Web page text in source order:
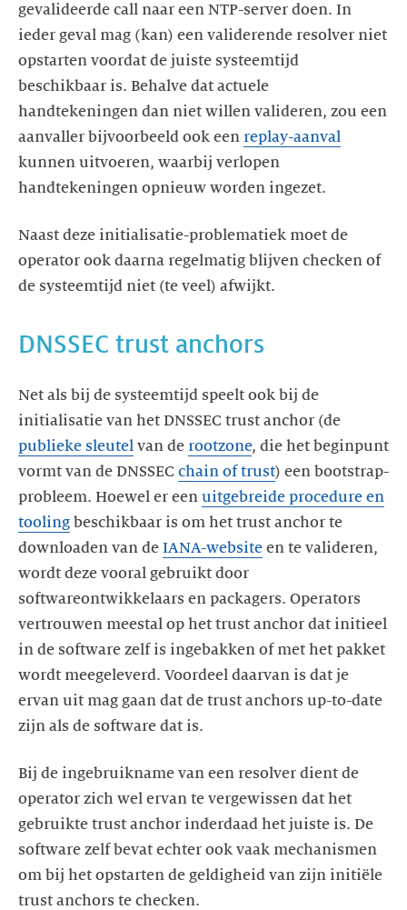
gevalideerde call naar een NTP-server doen. In
ieder geval mag (kan) een validerende resolver niet
opstarten voordat de juiste systeemtijd
beschikbaar is. Behalve dat actuele
handtekeningen dan niet willen valideren, zou een
aanvaller bijvoorbeeld ook een replay-aanval
kunnen uitvoeren, waarbij verlopen
handtekeningen opnieuw worden ingezet.
Naast deze initialisatie-problematiek moet de
operator ook daarna regelmatig blijven checken of
de systeemtijd niet (te veel) afwijkt.
DNSSEC trust anchors
Net als bij de systeemtijd speelt ook bij de
initialisatie van het DNSSEC trust anchor (de
publieke sleutel van de rootzone, die het beginpunt
vormt van de DNSSEC chain of trust) een bootstrap-
probleem. Hoewel er een uitgebreide procedure en
tooling beschikbaar is om het trust anchor te
downloaden van de IANA-website en te valideren,
wordt deze vooral gebruikt door
softwareontwikkelaars en packagers. Operators
vertrouwen meestal op het trust anchor dat initieel
in de software zelf is ingebakken of met het pakket
wordt meegeleverd. Voordeel daarvan is dat je
ervan uit mag gaan dat de trust anchors up-to-date
zijn als de software dat is.
Bij de ingebruikname van een resolver dient de
operator zich wel ervan te vergewissen dat het
gebruikte trust anchor inderdaad het juiste is. De
software zelf bevat echter ook vaak mechanismen
om bij het opstarten de geldigheid van zijn initiële
trust anchors te checken.